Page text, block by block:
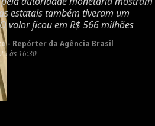
estatais também tiveram um
valor ficou em R$ 566 milhões
- Repórter da Agência Brasil
às 16:30